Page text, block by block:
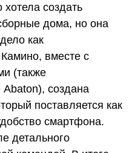
создать
дома, но она
как
вместе с
(также
создана
поставляется как
смартфона.
детального